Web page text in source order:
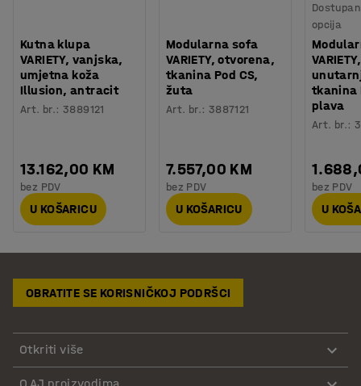
Kutna klupa
VARIETY, vanjska,
umjetna koža
Illusion, antracit
Art. br.:3889121
13.162,00 KM
bez PDV
U KOŠARICU
Modularna sofa
VARIETY, otvorena,
tkanina Pod CS,
žuta
Art. br.: 3887121
7.557,00 KM
bez PDV
U KOŠARICU
opcija
tkanina
plava
Art. br.:
bez PDV
U
OBRATITE SE KORISNIČKOJ PODRŠCI
Otkriti više